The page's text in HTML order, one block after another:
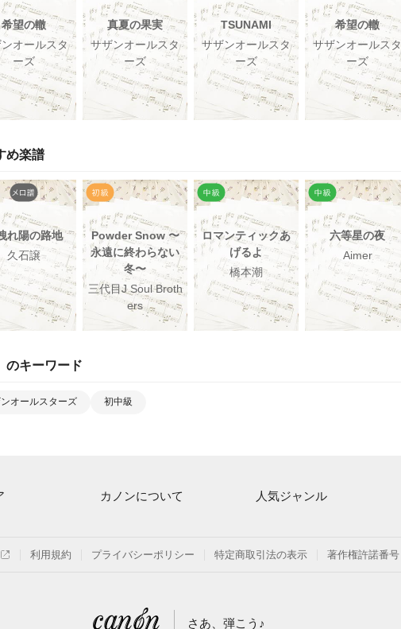
希望の轍
オールスタ
ーズ
真夏の果実
サザンオールスタ
ーズ
TSUNAMI
サザンオールスタ
ーズ
希望の轍
サザンオールスタ
ーズ
め楽譜
れ陽の路地
久石譲
Powder Snow 〜
永遠に終わらない
冬〜
三代目J Soul Broth
ers
ロマンティックあ
げるよ
橋本潮
六等星の夜
Aimer
のキーワード
オールスターズ 初中級
カノンについて
月額プラン
よくあるご質問
人気ジャンル
クラシック
利用規約 プライバシーポリシー 特定商取引法の表示 著作権許諾番号
さあ、弾こう♪